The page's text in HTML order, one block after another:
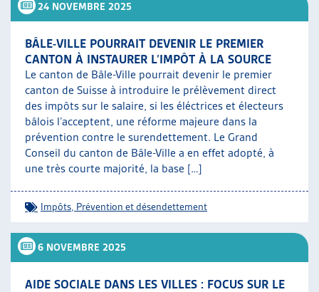
24 NOVEMBRE 2025
BÂLE-VILLE POURRAIT DEVENIR LE PREMIER
CANTON À INSTAURER L’IMPÔT À LA SOURCE
Le canton de Bâle-Ville pourrait devenir le premier
canton de Suisse à introduire le prélèvement direct
des impôts sur le salaire, si les éléctrices et électeurs
bâlois l’acceptent, une réforme majeure dans la
prévention contre le surendettement. Le Grand
Conseil du canton de Bâle-Ville a en effet adopté, à
une très courte majorité, la base […]
Impôts Prévention et désendettement
6 NOVEMBRE 2025
AIDE SOCIALE DANS LES VILLES : FOCUS SUR LE